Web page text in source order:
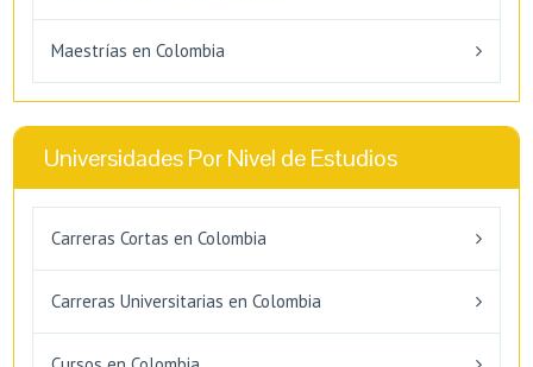
Maestrías en Colombia
Universidades Por Nivel de Estudios
Carreras Cortas en Colombia
Carreras Universitarias en Colombia